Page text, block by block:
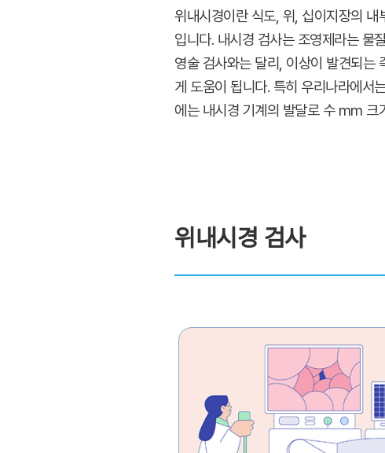
위내시경이란 식도, 위, 십이지장의
입니다. 내시경 검사는 조영제라는 물
영술 검사와는 달리, 이상이 발견되는
게 도움이 됩니다. 특히 우리나라에서
에는 내시경 기계의 발달로 수 mm 크
위내시경 검사